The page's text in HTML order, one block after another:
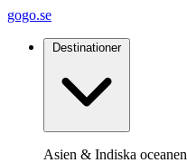
gogo.se
Destinationer
Asien & Indiska oceanen